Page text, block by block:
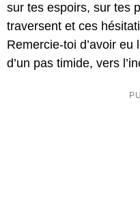
sur tes espoirs, sur tes
traversent et ces
Remercie-toi d’avoir eu
d’un pas timide, vers